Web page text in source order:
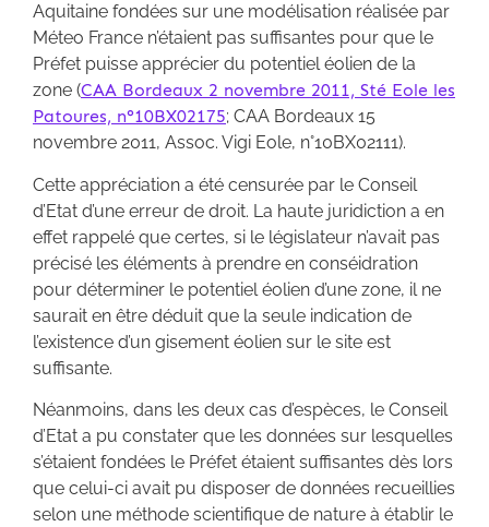
Aquitaine fondées sur une modélisation réalisée par
Méteo France n’étaient pas suffisantes pour que le
Préfet puisse apprécier du potentiel éolien de la
zone (CAA Bordeaux 2 novembre 2011, Sté Eole les
Patoures, n°10BX02175; CAA Bordeaux 15
novembre 2011, Assoc. Vigi Eole, n°10BX02111).
Cette appréciation a été censurée par le Conseil
d’Etat d’une erreur de droit. La haute juridiction a en
effet rappelé que certes, si le législateur n’avait pas
précisé les éléments à prendre en conséidration
pour déterminer le potentiel éolien d’une zone, il ne
saurait en être déduit que la seule indication de
l’existence d’un gisement éolien sur le site est
suffisante.
Néanmoins, dans les deux cas d’espèces, le Conseil
d’Etat a pu constater que les données sur lesquelles
s’étaient fondées le Préfet étaient suffisantes dès lors
que celui-ci avait pu disposer de données recueillies
selon une méthode scientifique de nature à établir le